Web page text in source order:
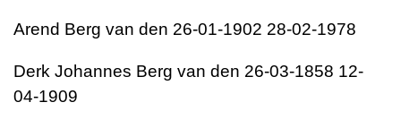
Arend Berg van den 26-01-1902 28-02-1978
Derk Johannes Berg van den 26-03-1858 12-
04-1909